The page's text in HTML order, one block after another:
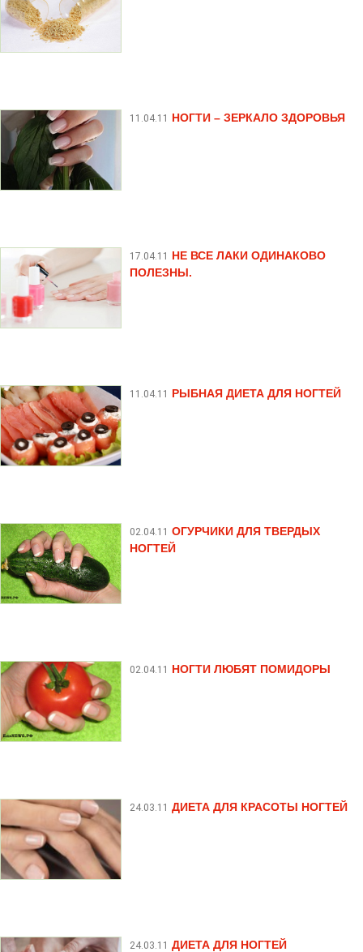
11.04.11 НОГТИ – ЗЕРКАЛО ЗДОРОВЬЯ
17.04.11 НЕ ВСЕ ЛАКИ ОДИНАКОВО
ПОЛЕЗНЫ.
11.04.11 РЫБНАЯ ДИЕТА ДЛЯ НОГТЕЙ
02.04.11 ОГУРЧИКИ ДЛЯ ТВЕРДЫХ
НОГТЕЙ
02.04.11 НОГТИ ЛЮБЯТ ПОМИДОРЫ
24.03.11 ДИЕТА ДЛЯ КРАСОТЫ НОГТЕЙ
24.03.11 ДИЕТА ДЛЯ НОГТЕЙ